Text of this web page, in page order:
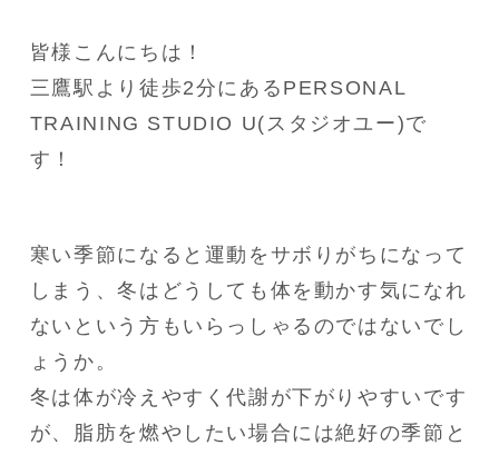
皆様こんにちは！
三鷹駅より徒歩2分にあるPERSONAL
TRAINING STUDIO U(スタジオユー)で
す！
寒い季節になると運動をサボりがちになって
しまう、冬はどうしても体を動かす気になれ
ないという方もいらっしゃるのではないでし
ょうか。
冬は体が冷えやすく代謝が下がりやすいです
が、脂肪を燃やしたい場合には絶好の季節と